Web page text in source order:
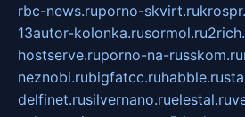
rbc-news.ruporno-skvirt.ru
13autor-kolonka.rusormol.ru
hostserve.ruporno-na-russkom.ru
neznobi.rubigfatcc.ruhabble.ru
delfinet.rusilvernano.ruelestal.ru